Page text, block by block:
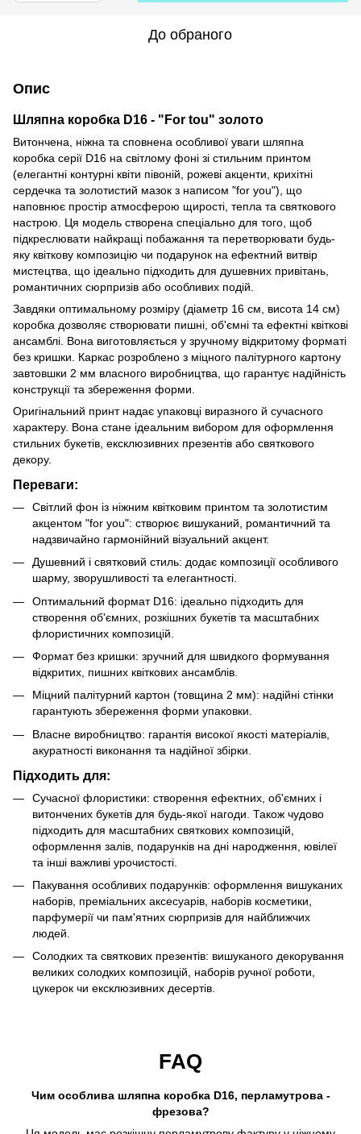
До обраного
Опис
Шляпна коробка D16 - "For tou" золото
Витончена, ніжна та сповнена особливої уваги шляпна
коробка серії D16 на світлому фоні зі стильним принтом
(елегантні контурні квіти півоній, рожеві акценти, крихітні
сердечка та золотистий мазок з написом "for you"), що
наповнює простір атмосферою щирості, тепла та святкового
настрою. Ця модель створена спеціально для того, щоб
підкреслювати найкращі побажання та перетворювати будь-
яку квіткову композицію чи подарунок на ефектний витвір
мистецтва, що ідеально підходить для душевних привітань,
романтичних сюрпризів або особливих подій.
Завдяки оптимальному розміру (діаметр 16 см, висота 14 см)
коробка дозволяє створювати пишні, об'ємні та ефектні квіткові
ансамблі. Вона виготовляється у зручному відкритому форматі
без кришки. Каркас розроблено з міцного палітурного картону
завтовшки 2 мм власного виробництва, що гарантує надійність
конструкції та збереження форми.
Оригінальний принт надає упаковці виразного й сучасного
характеру. Вона стане ідеальним вибором для оформлення
стильних букетів, ексклюзивних презентів або святкового
декору.
Переваги:
Світлий фон із ніжним квітковим принтом та золотистим
акцентом "for you": створює вишуканий, романтичний та
надзвичайно гармонійний візуальний акцент.
Душевний і святковий стиль: додає композиції особливого
шарму, зворушливості та елегантності.
Оптимальний формат D16: ідеально підходить для
створення об'ємних, розкішних букетів та масштабних
флористичних композицій.
Формат без кришки: зручний для швидкого формування
відкритих, пишних квіткових ансамблів.
Міцний палітурний картон (товщина 2 мм): надійні стінки
гарантують збереження форми упаковки.
Власне виробництво: гарантія високої якості матеріалів,
акуратності виконання та надійної збірки.
Підходить для:
Сучасної флористики: створення ефектних, об'ємних і
витончених букетів для будь-якої нагоди. Також чудово
підходить для масштабних святкових композицій,
оформлення залів, подарунків на дні народження, ювілеї
та інші важливі урочистості.
Пакування особливих подарунків: оформлення вишуканих
наборів, преміальних аксесуарів, наборів косметики,
парфумерії чи пам'ятних сюрпризів для найближчих
людей.
Солодких та святкових презентів: вишуканого декорування
великих солодких композицій, наборів ручної роботи,
цукерок чи ексклюзивних десертів.
FAQ
Чим особлива шляпна коробка D16, перламутрова -
фрезова?